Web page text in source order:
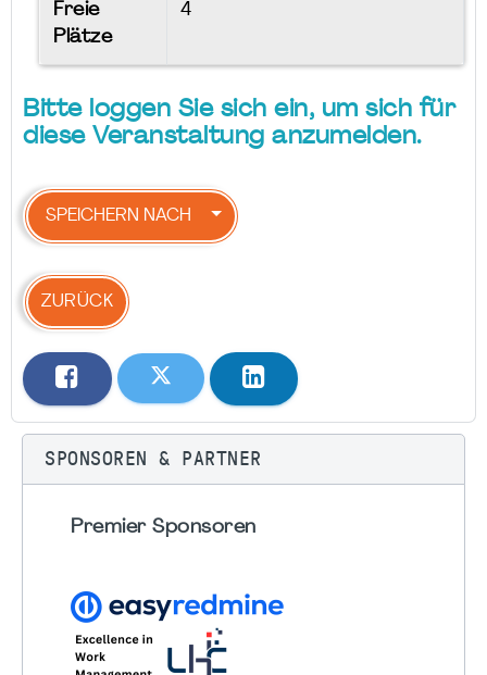
Freie
Plätze
4
Bitte loggen Sie sich ein, um sich für
diese Veranstaltung anzumelden.
SPEICHERN NACH
ZURÜCK
SPONSOREN & PARTNER
Premier Sponsoren